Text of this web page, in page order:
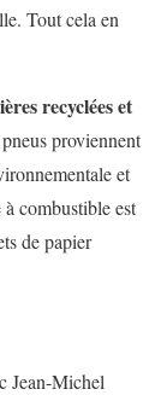
Tout cela en
recyclées et
proviennent
et
combustible est
de papier
Jean-Michel